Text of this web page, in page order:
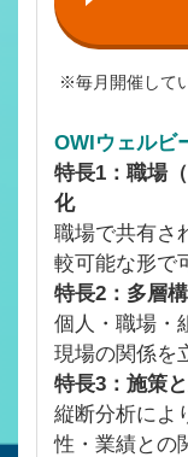
※毎月開催して
OWIウェルビ
特長1 ：職場
化
職場で共有さ
較可能な形で
特長2 ：多層
個人・職場・
現場の関係を
特長3 ：施策
縦断分析によ
性・業績との